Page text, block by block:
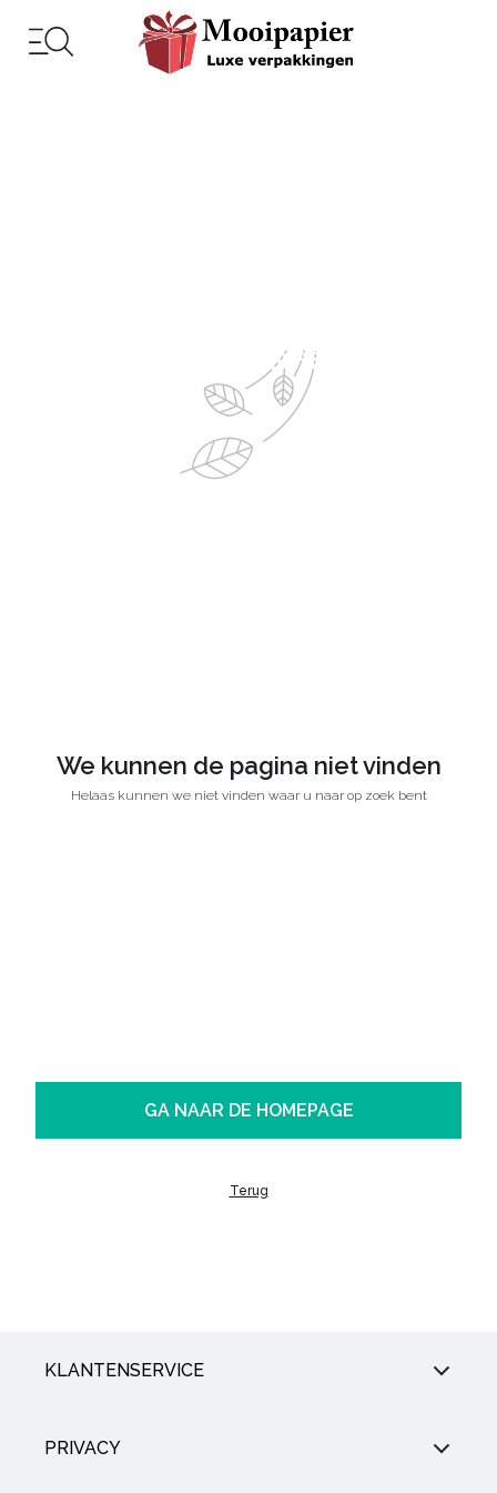
We kunnen de pagina niet vinden
Helaas kunnen we niet vinden waar u naar op zoek bent
GA NAAR DE HOMEPAGE
Terug
KLANTENSERVICE
PRIVACY